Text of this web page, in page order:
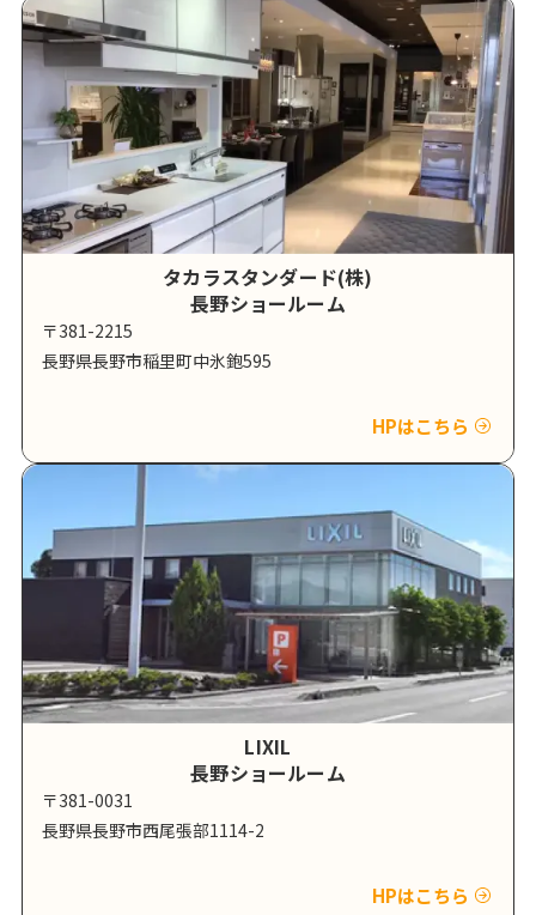
タカラスタンダード(株)
長野ショールーム
〒381-2215
長野県長野市稲里町中氷鉋595
HPはこちら
LIXIL
長野ショールーム
〒381-0031
長野県長野市西尾張部1114-2
HPはこちら